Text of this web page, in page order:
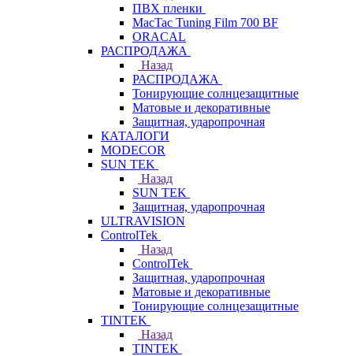
ПВХ пленки
MacTac Tuning Film 700 BF
ORACAL
РАСПРОДАЖА
Назад
РАСПРОДАЖА
Тонирующие солнцезащитные
Матовые и декоративные
Защитная, ударопрочная
КАТАЛОГИ
MODECOR
SUN TEK
Назад
SUN TEK
Защитная, ударопрочная
ULTRAVISION
ControlTek
Назад
ControlTek
Защитная, ударопрочная
Матовые и декоративные
Тонирующие солнцезащитные
TINTEK
Назад
TINTEK